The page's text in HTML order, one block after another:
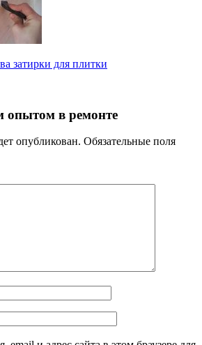
затирки для плитки
опытом в ремонте
опубликован. Обязательные поля